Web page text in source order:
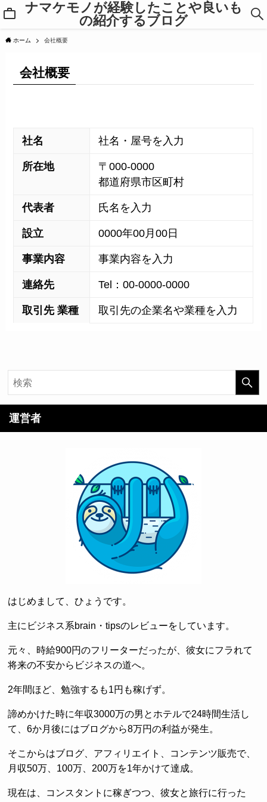
ナマケモノが経験したことや良いも
の紹介するブログ
ホーム 会社概要
会社概要
社名 社名・屋号を入力
所在地
〒000-0000
都道府県市区町村
代表者 氏名を入力
設立 0000年00月00日
事業内容 事業内容を入力
連絡先 Tel：00-0000-0000
取引先 業種 取引先の企業名や業種を入力
運営者
はじめまして、ひょうです。
主にビジネス系brain・tipsのレビューをしています。
元々、時給900円のフリーターだったが、彼女にフラれて
将来の不安からビジネスの道へ。
2年間ほど、勉強するも1円も稼げず。
諦めかけた時に年収3000万の男とホテルで24時間生活し
て、6か月後にはブログから8万円の利益が発生。
そこからはブログ、アフィリエイト、コンテンツ販売で、
月収50万、100万、200万を1年かけて達成。
現在は、コンスタントに稼ぎつつ、彼女と旅行に行った